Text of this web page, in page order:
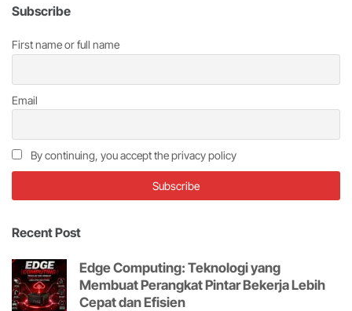
Subscribe
First name or full name
Email
By continuing, you accept the privacy policy
Recent Post
Edge Computing: Teknologi yang
Membuat Perangkat Pintar Bekerja Lebih
Cepat dan Efisien